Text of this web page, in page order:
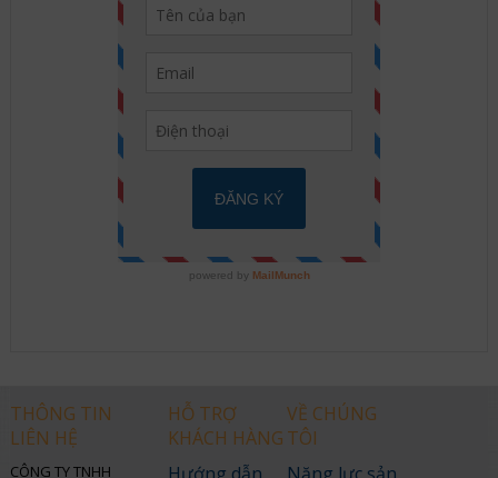
THÔNG TIN
LIÊN HỆ
CÔNG TY TNHH
HỖ TRỢ
KHÁCH HÀNG
VỀ CHÚNG
TÔI